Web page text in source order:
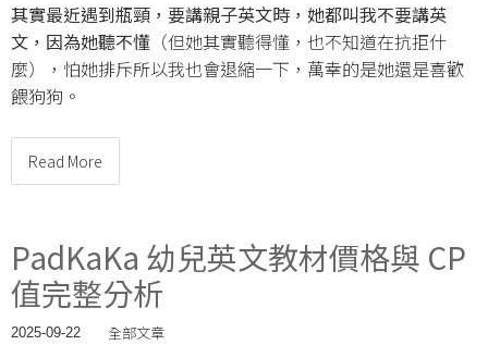
其實最近遇到瓶頸，要講親子英文時，她都叫我不要講英
文，因為她聽不懂 （但她其實聽得懂，也不知道在抗拒什
麼），怕她排斥所以我也會退縮一下，萬幸的是她還是喜歡
餵狗狗。
Read More
PadKaKa 幼兒英文教材價格與 CP
值完整分析
2025-09-22 全部文章